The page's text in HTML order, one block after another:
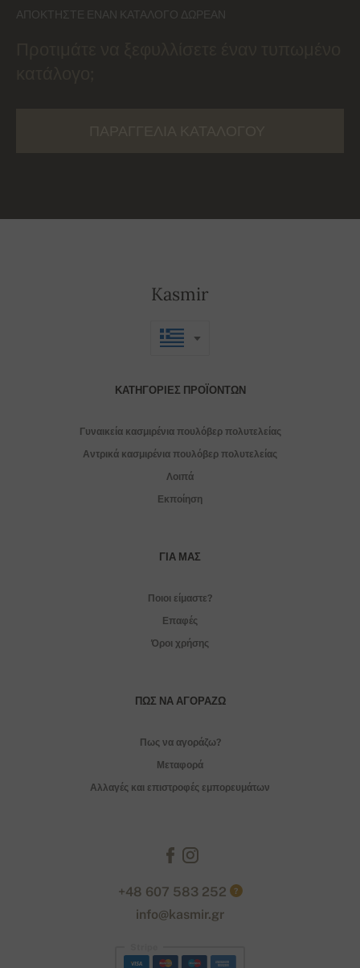
ΑΠΟΚΤΉΣΤΕ ΈΝΑΝ ΚΑΤΆΛΟΓΟ ΔΩΡΕΆΝ
Kasmir
ΚΑΤΗΓΟΡΊΕΣ ΠΡΟΪΌΝΤΩΝ
Γυναικεία κασμιρένια πουλόβερ πολυτελείας
Αντρικά κασμιρένια πουλόβερ πολυτελείας
Λοιπά
Εκποίηση
ΓΙΑ ΜΑΣ
Ποιοι είμαστε?
Επαφές
Όροι χρήσης
ΠΏΣ ΝΑ ΑΓΟΡΆΖΩ
Πως να αγοράζω?
Μεταφορά
Αλλαγές και επιστροφές εμπορευμάτων
+48 607 583 252 ?
info@kasmir.gr